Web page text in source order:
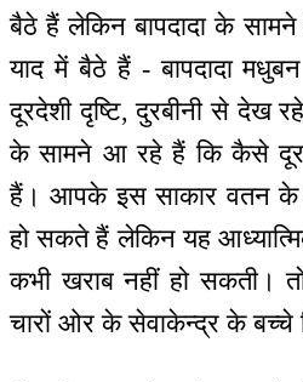
बैठे हैं लेकिन बापदादा के
याद में बैठे हैं - बापदादा
दूरदेशी दृष्टि, दुरबीनी से देख
के सामने आ रहे हैं कि कैसे
हैं। आपके इस साकार वतन के
हो सकते हैं लेकिन यह
कभी खराब नहीं हो सकती।
चारों ओर के सेवाकेन्द्र के बच्चे